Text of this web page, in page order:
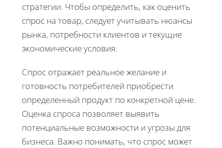
стратегии. Чтобы определить, как оценить
спрос на товар, следует учитывать нюансы
рынка, потребности клиентов и текущие
экономические условия.
Спрос отражает реальное желание и
готовность потребителей приобрести
определенный продукт по конкретной цене.
Оценка спроса позволяет выявить
потенциальные возможности и угрозы для
бизнеса. Важно понимать, что спрос может